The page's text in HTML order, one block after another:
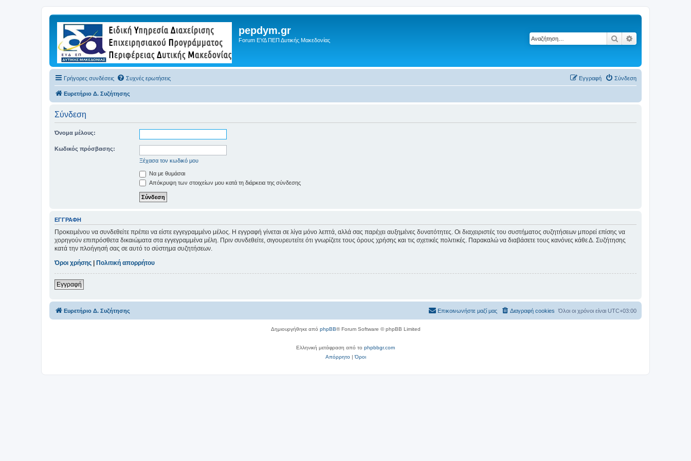
pepdym.gr
Forum ΕΥΔ ΠΕΠ Δυτικής Μακεδονίας Αναζήτηση
Γρήγορες συνδέσεις Συχνές ερωτήσεις Σύνδεση
Εγγραφή
Ευρετήριο Δ. Συζήτησης
Σύνδεση
Όνομα μέλους:
Κωδικός πρόσβασης:
Ξέχασα τον κωδικό μου
Να με θυμάσαι
Απόκρυψη των στοιχείων μου κατά τη διάρκεια της σύνδεσης
ΕΓΓΡΑΦΉ
Προκειμένου να συνδεθείτε πρέπει να είστε εγγεγραμμένο μέλος. Η εγγραφή γίνεται σε λίγα μόνο λεπτά, αλλά σας παρέχει αυξημένες δυνατότητες. Οι διαχειριστές του συστήματος συζητήσεων μπορεί επίσης να
χορηγούν επιπρόσθετα δικαιώματα στα εγγεγραμμένα μέλη. Πριν συνδεθείτε, σιγουρευτείτε ότι γνωρίζετε τους όρους χρήσης και τις σχετικές πολιτικές. Παρακαλώ να διαβάσετε τους κανόνες κάθε Δ. Συζήτησης
κατά την πλοήγησή σας σε αυτό το σύστημα συζητήσεων.
Όροι χρήσης | Πολιτική απορρήτου
Εγγραφή
Ευρετήριο Δ. Συζήτησης Όλοι οι χρόνοι είναι UTC+03:00
Διαγραφή cookies
Επικοινωνήστε μαζί μας
Δημιουργήθηκε από phpBB® Forum Software © phpBB Limited
Ελληνική μετάφραση από το phpbbgr.com
Απόρρητο|Όροι